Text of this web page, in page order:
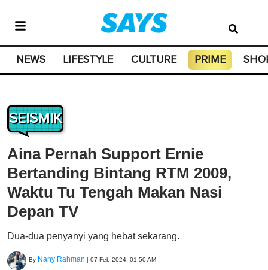
NEWS LIFESTYLE CULTURE PRIME
SEISMIK
Aina Pernah Support Ernie
Bertanding Bintang RTM 2009,
Waktu Tu Tengah Makan Nasi
Depan TV
Dua-dua penyanyi yang hebat sekarang.
By Nany Rahman | 07 Feb 2024, 01:50 AM